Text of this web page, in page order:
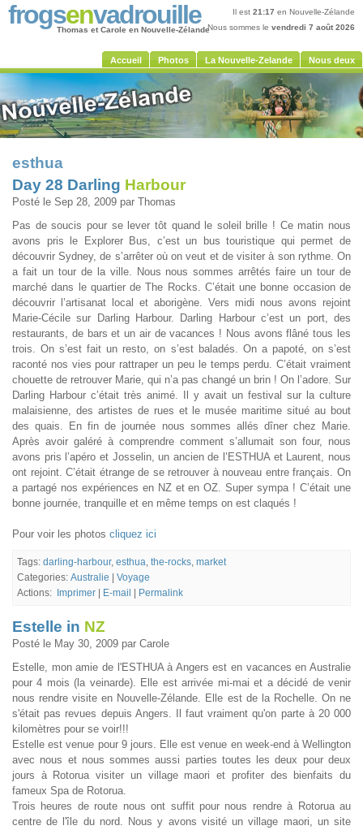
frogsenvadrouille
Thomas et Carole en Nouvelle-Zélande
Il est 21:17 en Nouvelle-Zélande
Nous sommes le vendredi 7 août 2026
Accueil Photos La Nouvelle-Zelande Nous deux
esthua
Day 28 Darling Harbour
Posté le Sep 28, 2009 par Thomas
Pas de soucis pour se lever tôt quand le soleil brille ! Ce matin nous
avons pris le Explorer Bus, c’est un bus touristique qui permet de
découvrir Sydney, de s’arrêter où on veut et de visiter à son rythme. On
a fait un tour de la ville. Nous nous sommes arrêtés faire un tour de
marché dans le quartier de The Rocks. C’était une bonne occasion de
découvrir l’artisanat local et aborigène. Vers midi nous avons rejoint
Marie-Cécile sur Darling Harbour. Darling Harbour c’est un port, des
restaurants, de bars et un air de vacances ! Nous avons flâné tous les
trois. On s’est fait un resto, on s’est baladés. On a papoté, on s’est
raconté nos vies pour rattraper un peu le temps perdu. C’était vraiment
chouette de retrouver Marie, qui n’a pas changé un brin ! On l’adore. Sur
Darling Harbour c’était très animé. Il y avait un festival sur la culture
malaisienne, des artistes de rues et le musée maritime situé au bout
des quais. En fin de journée nous sommes allés dîner chez Marie.
Après avoir galéré à comprendre comment s’allumait son four, nous
avons pris l’apéro et Josselin, un ancien de l’ESTHUA et Laurent, nous
ont rejoint. C’était étrange de se retrouver à nouveau entre français. On
a partagé nos expériences en NZ et en OZ. Super sympa ! C’était une
bonne journée, tranquille et en même temps on est claqués !
Pour voir les photos cliquez ici
Tags: darling-harbour, esthua the-rocks market
Categories: Australie
Voyage
Actions:
Imprimer E-mail Permalink
Estelle in NZ
Posté le May 30, 2009 par Carole
Estelle, mon amie de l'ESTHUA à Angers est en vacances en Australie
pour 4 mois (la veinarde). Elle est arrivée mi-mai et a décidé de venir
nous rendre visite en Nouvelle-Zélande. Elle est de la Rochelle. On ne
s'était pas revues depuis Angers. Il faut vraiment qu'on parte à 20 000
kilomètres pour se voir!!!
Estelle est venue pour 9 jours. Elle est venue en week-end à Wellington
avec nous et nous sommes aussi parties toutes les deux pour deux
jours à Rotorua visiter un village maori et profiter des bienfaits du
fameux Spa de Rotorua.
Trois heures de route nous ont suffit pour nous rendre à Rotorua au
centre de l'île du nord. Nous y avons visité un village maori, un site